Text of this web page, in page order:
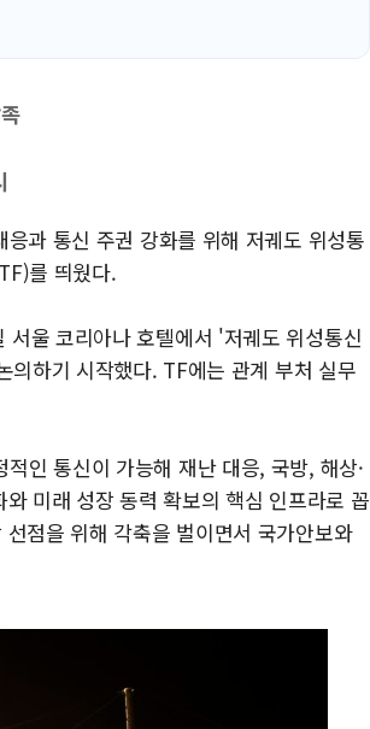
과 통신 주권 강화를 위해 저궤도 위성통
를 띄웠다.
울 코리아나 호텔에서 '저궤도 위성통신
하기 시작했다. TF에는 관계 부처 실무
인 통신이 가능해 재난 대응, 국방, 해상·
미래 성장 동력 확보의 핵심 인프라로 꼽
점을 위해 각축을 벌이면서 국가안보와